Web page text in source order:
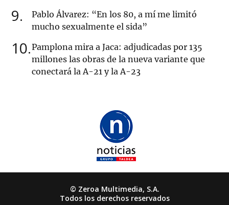
9
Pablo Álvarez: “En los 80, a mí me limitó
mucho sexualmente el sida”
10 Pamplona mira a Jaca: adjudicadas por 135
millones las obras de la nueva variante que
conectará la A-21 y la A-23
© Zeroa Multimedia, S.A.
Todos los derechos reservados